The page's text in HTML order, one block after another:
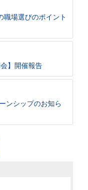
職場選びのポイント
】開催報告
ンシップのお知ら